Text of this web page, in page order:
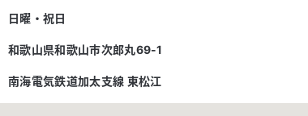
日曜・祝日
和歌山県和歌山市次郎丸69-1
南海電気鉄道加太支線 東松江